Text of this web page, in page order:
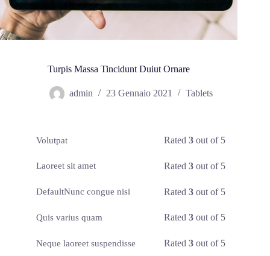
Turpis Massa Tincidunt Duiut Ornare
admin 23 Gennaio 2021 Tablets
Volutpat Rated3 out of 5
Laoreet sit amet Rated3 out of 5
DefaultNunc congue nisi Rated3 out of 5
Quis varius quam Rated3 out of 5
Neque laoreet suspendisse Rated3 out of 5